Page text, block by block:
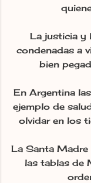
La justicia y
condenadas a
bien
En Argentina
ejemplo de
olvidar en los
La Santa Madre
las tablas de